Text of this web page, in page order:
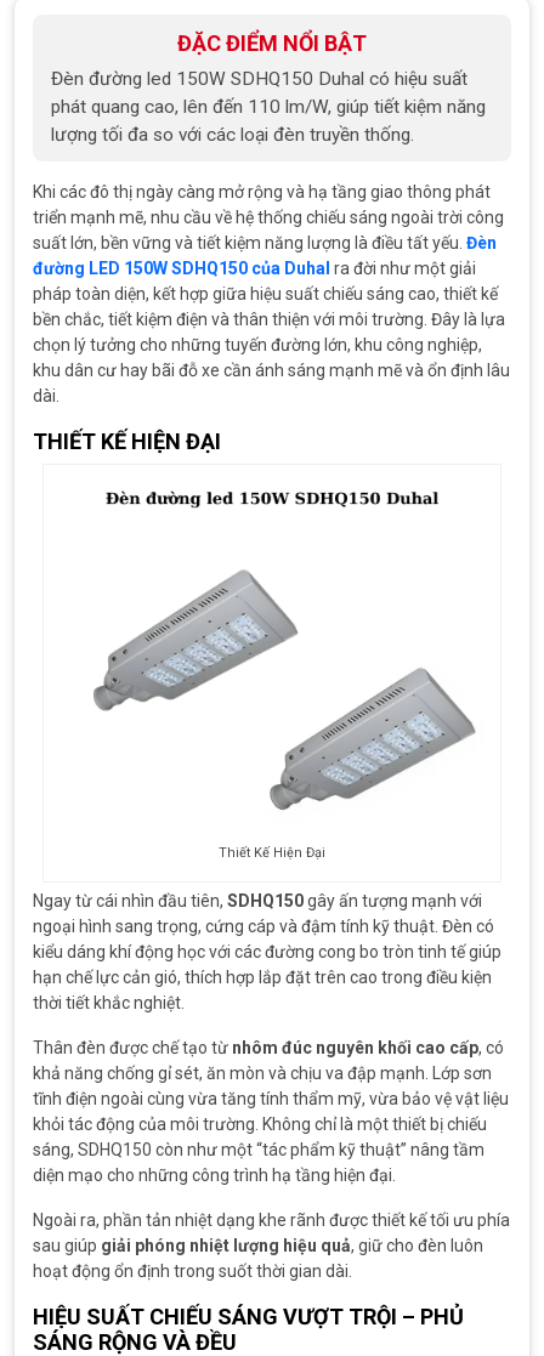
ĐẶC ĐIỂM NỔI BẬT
Đèn đường led 150W SDHQ150 Duhal có hiệu suất
phát quang cao, lên đến 110 lm/W, giúp tiết kiệm năng
lượng tối đa so với các loại đèn truyền thống.
Khi các đô thị ngày càng mở rộng và hạ tầng giao thông phát
triển mạnh mẽ, nhu cầu về hệ thống chiếu sáng ngoài trời công
suất lớn, bền vững và tiết kiệm năng lượng là điều tất yếu. Đèn
đường LED 150W SDHQ150 của Duhal ra đời như một giải
pháp toàn diện, kết hợp giữa hiệu suất chiếu sáng cao, thiết kế
bền chắc, tiết kiệm điện và thân thiện với môi trường. Đây là lựa
chọn lý tưởng cho những tuyến đường lớn, khu công nghiệp,
khu dân cư hay bãi đỗ xe cần ánh sáng mạnh mẽ và ổn định lâu
dài.
THIẾT KẾ HIỆN ĐẠI
Thiết Kế Hiện Đại
Ngay từ cái nhìn đầu tiên, SDHQ150gây ấn tượng mạnh với
ngoại hình sang trọng, cứng cáp và đậm tính kỹ thuật. Đèn có
kiểu dáng khí động học với các đường cong bo tròn tinh tế giúp
hạn chế lực cản gió, thích hợp lắp đặt trên cao trong điều kiện
thời tiết khắc nghiệt.
Thân đèn được chế tạo từ nhôm đúc nguyên khối cao cấp, có
khả năng chống gỉ sét, ăn mòn và chịu va đập mạnh. Lớp sơn
tĩnh điện ngoài cùng vừa tăng tính thẩm mỹ, vừa bảo vệ vật liệu
khỏi tác động của môi trường. Không chỉ là một thiết bị chiếu
sáng, SDHQ150 còn như một “tác phẩm kỹ thuật” nâng tầm
diện mạo cho những công trình hạ tầng hiện đại.
Ngoài ra, phần tản nhiệt dạng khe rãnh được thiết kế tối ưu phía
sau giúp giải phóng nhiệt lượng hiệu quả, giữ cho đèn luôn
hoạt động ổn định trong suốt thời gian dài.
HIỆU SUẤT CHIẾU SÁNG VƯỢT TRỘI – PHỦ
SÁNG RỘNG VÀ ĐỀU